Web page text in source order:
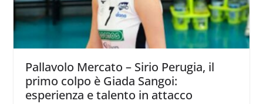
Pallavolo Mercato – Sirio Perugia, il
primo colpo è Giada Sangoi:
esperienza e talento in attacco